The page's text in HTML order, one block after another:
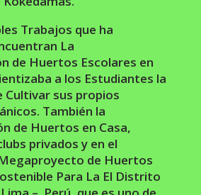
Trabajos que ha
La
de Huertos Escolares en
a los Estudiantes la
Cultivar sus propios
También la
de Huertos en Casa,
privados y en el
de Huertos
Para La El Distrito